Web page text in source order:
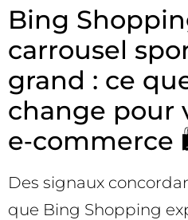
Bing
carrousel
grand : ce
change pour
e‑commerce
Des signaux
que Bing Shopping